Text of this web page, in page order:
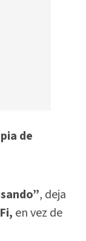
de
, deja
en vez de